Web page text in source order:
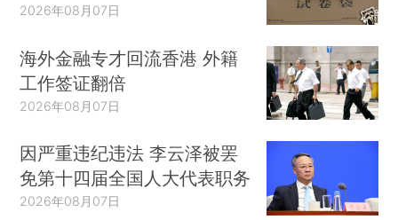
2026年08月07日
海外金融专才回流香港 外籍
工作签证翻倍
2026年08月07日
因严重违纪违法 李云泽被罢
免第十四届全国人大代表职务
2026年08月07日